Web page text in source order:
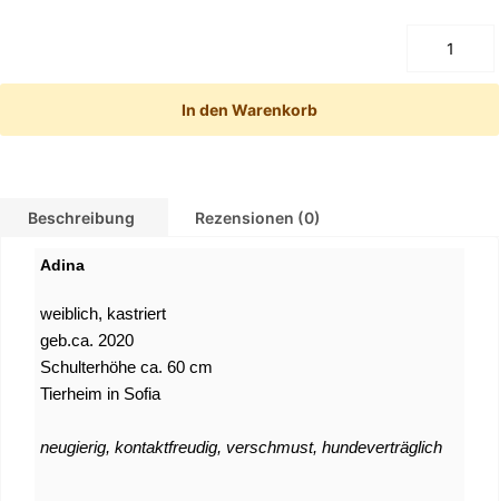
In den Warenkorb
Beschreibung Rezensionen (0)
Adina
weiblich, kastriert
geb.ca. 2020
Schulterhöhe ca. 60 cm
Tierheim in Sofia
neugierig, kontaktfreudig, verschmust, hundeverträglich